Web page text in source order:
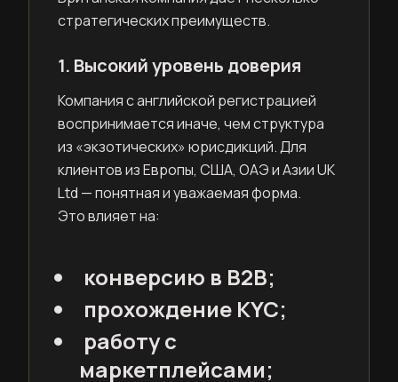
стратегических преимуществ.
1. Высокий уровень доверия
Компания с английской регистрацией
воспринимается иначе, чем структура
из «экзотических» юрисдикций. Для
клиентов из Европы, США, ОАЭ и Азии UK
Ltd — понятная и уважаемая форма.
Это влияет на:
конверсию в B2B;
прохождение KYC;
работу с
маркетплейсами;